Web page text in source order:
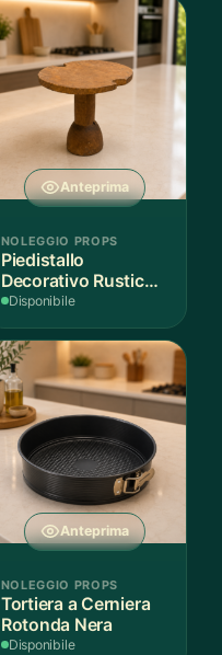
Anteprima
NOLEGGIO PROPS
Piedistallo
Decorativo Rustico
in Legno
Disponibile
Anteprima
NOLEGGIO PROPS
Tortiera a Cerniera
Rotonda Nera
Disponibile